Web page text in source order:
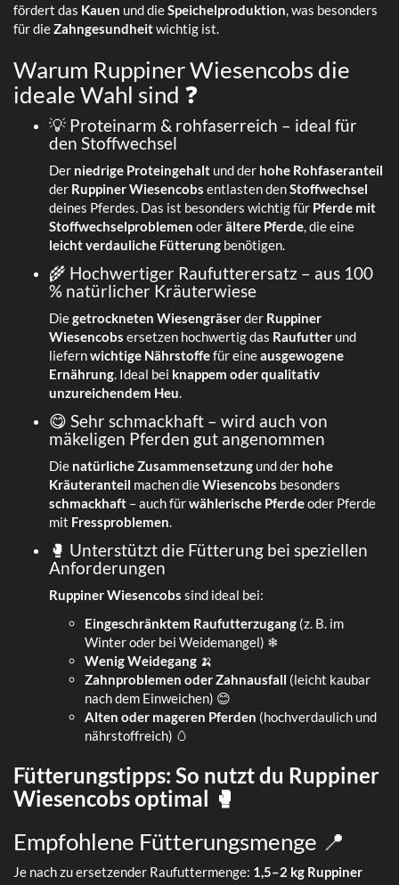
fördert das Kauen und dieSpeichelproduktion, was besonders
für dieZahngesundheitwichtig ist.
Warum Ruppiner Wiesencobs die
ideale Wahl sind ❓
💡 Proteinarm & rohfaserreich – ideal für
den Stoffwechsel
Der niedrige Proteingehalt und der hohe Rohfaseranteil
der Ruppiner Wiesencobs entlasten denStoffwechsel
deines Pferdes. Das ist besonders wichtig für Pferde mit
Stoffwechselproblemen oderältere Pferde, die eine
leicht verdauliche Fütterung benötigen.
🌾 Hochwertiger Raufutterersatz – aus 100
% natürlicher Kräuterwiese
Diegetrockneten Wiesengräserder Ruppiner
Wiesencobs ersetzen hochwertig das Raufutter und
liefernwichtige Nährstoffefür eineausgewogene
Ernährung. Ideal bei knappem oder qualitativ
unzureichendem Heu.
😋 Sehr schmackhaft – wird auch von
mäkeligen Pferden gut angenommen
Die natürliche Zusammensetzung und der hohe
Kräuteranteil machen dieWiesencobs besonders
schmackhaft – auch fürwählerische Pferdeoder Pferde
mit Fressproblemen.
🥊 Unterstützt die Fütterung bei speziellen
Anforderungen
Ruppiner Wiesencobs sind ideal bei:
Eingeschränktem Raufutterzugang (z. B. im
Winter oder bei Weidemangel) ❄
Wenig Weidegang 🍌
Zahnproblemen oder Zahnausfall (leicht kaubar
nach dem Einweichen) 😊
Alten oder mageren Pferden (hochverdaulich und
nährstoffreich) 🥚
Fütterungstipps: So nutzt du Ruppiner
Wiesencobs optimal 🥊
Empfohlene Fütterungsmenge 📍
Je nach zu ersetzender Raufuttermenge: 1,5–2 kg Ruppiner